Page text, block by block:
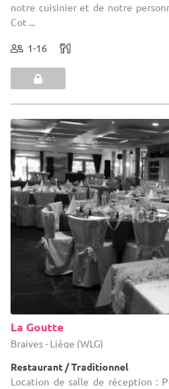
notre cuisinier et de notre
Cot ...
1-16
La Goutte
Braives - Liège (WLG)
Restaurant / Traditionnel
Location de salle de réception :